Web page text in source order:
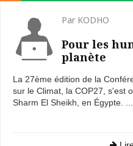
Par KODHO
Pour les
planète
La 27ème édition de la
sur le Climat, la COP27, s'est
Sharm El Sheikh, en Égypte. ...